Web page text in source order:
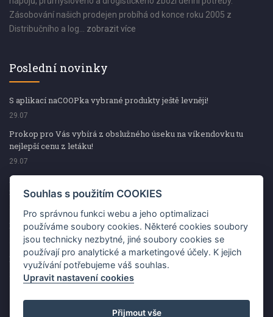
Zásobování našich prodejen probíhá od konce roku 2005 z
Distribučního a log... zobrazit více
Poslední novinky
S aplikací naCOOPka vybrané produkty ještě levněji!
29.07
Prokop pro Vás vybírá z obslužného úseku na víkendovku tu
nejlepší cenu z letáku!
29.07
Prokop pro Vás vybírá z obslužného úseku na víkendovku tu
nejlepší cenu z letáku!
Kup špekáčky od Váhaly a vyhraj s naCOOPkou sekerku Fiskars
29.07
Prokop pro Vás vybírá na víkendovku ty nejlepší ceny z letáku!
29.07
Souhlas s použitím COOKIES
Pro správnou funkci webu a jeho optimalizaci
používáme soubory cookies. Některé cookies soubory
jsou technicky nezbytné, jiné soubory cookies se
používají pro analytické a marketingové účely. K jejich
využívání potřebujeme váš souhlas.
Upravit nastavení cookies
Přijmout vše